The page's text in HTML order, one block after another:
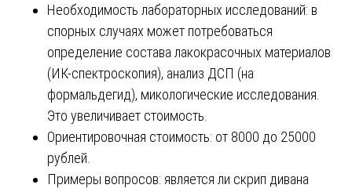
Необходимость лабораторных исследований: в
спорных случаях может потребоваться
определение состава лакокрасочных материалов
(ИК-спектроскопия), анализ ДСП (на
формальдегид), микологические исследования.
Это увеличивает стоимость.
Ориентировочная стоимость: от 8000 до 25000
рублей.
Примеры вопросов: является ли скрип дивана